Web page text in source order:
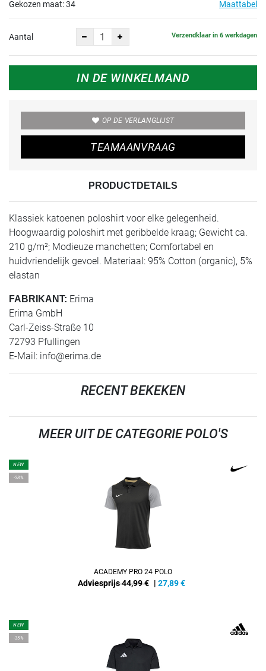
Gekozen maat:34 Maattabel
Aantal Verzendklaar in 6 werkdagen
IN DE WINKELMAND
OP DE VERLANGLIJST
TEAMAANVRAAG
PRODUCTDETAILS
Klassiek katoenen poloshirt voor elke gelegenheid.
Hoogwaardig poloshirt met geribbelde kraag; Gewicht ca.
210 g/m²; Modieuze manchetten; Comfortabel en
huidvriendelijk gevoel. Materiaal: 95% Cotton (organic), 5%
elastan
FABRIKANT: Erima
Erima GmbH
Carl-Zeiss-Straße 10
72793 Pfullingen
E-Mail: info@erima.de
RECENT BEKEKEN
MEER UIT DE CATEGORIE POLO'S
NEW
-38%
ACADEMY PRO 24 POLO
Adviesprijs 44,99 € | 27,89€
NEW
-35%